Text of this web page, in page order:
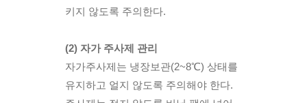
키지 않도록 주의한다.
(2) 자가 주사제 관리
자가주사제는 냉장보관(2~8℃) 상태를
유지하고 얼지 않도록 주의해야 한다.